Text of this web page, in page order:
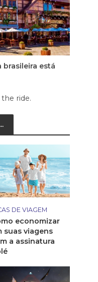
brasileira está
the ride.
DE VIAGEM
economizar
suas viagens
a assinatura